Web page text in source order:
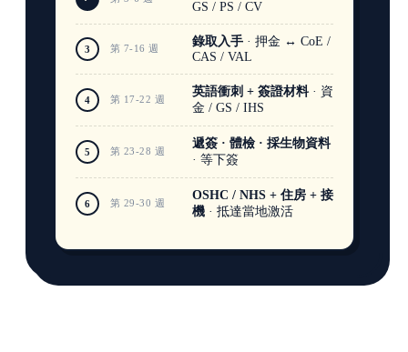
GS / PS / CV
3 第 7-16 週
錄取入手· 押金 ↔ CoE /
CAS / VAL
4 第 17-22 週
英語衝刺 + 簽證材料· 資
金 / GS / IHS
5 第 23-28 週
遞簽 · 體檢 · 採生物資料
· 等下簽
6 第 29-30 週
OSHC / NHS + 住房 + 接
機· 抵達當地激活